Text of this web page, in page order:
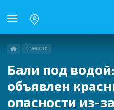
Новости
Бали под
объявлен
опасности из-